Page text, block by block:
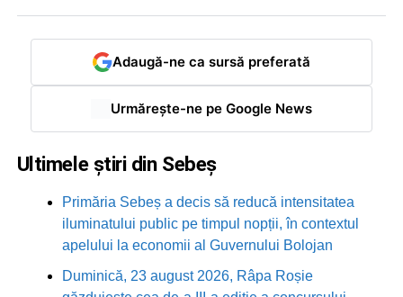
Adaugă-ne ca sursă preferată
Urmărește-ne pe Google News
Ultimele știri din Sebeș
Primăria Sebeș a decis să reducă intensitatea
iluminatului public pe timpul nopții, în contextul
apelului la economii al Guvernului Bolojan
Duminică, 23 august 2026, Râpa Roșie